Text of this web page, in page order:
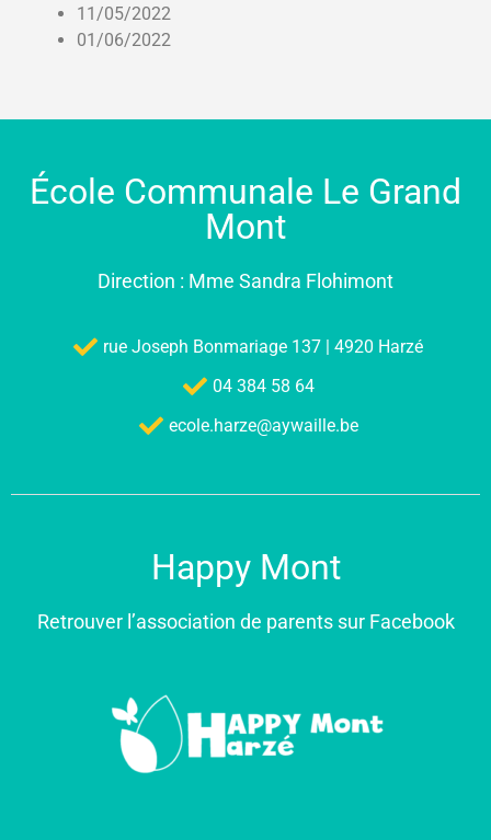
11/05/2022
01/06/2022
École Communale Le Grand
Mont
Direction : Mme Sandra Flohimont
rue Joseph Bonmariage 137 | 4920 Harzé
04 384 58 64
ecole.harze@aywaille.be
Happy Mont
Retrouver l’association de parents sur Facebook